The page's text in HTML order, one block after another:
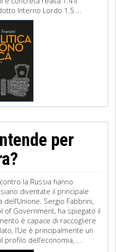
Interno Lordo 1.5 ...
per
la Russia hanno
diventate il principale
Sergio Fabbrini,
of Government, ha spiegato il
è capace di raccogliere
l’Ue è principalmente un
dell’economia, ...